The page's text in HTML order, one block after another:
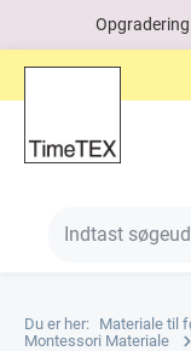
Du er her: Materiale til
Montessori Materiale